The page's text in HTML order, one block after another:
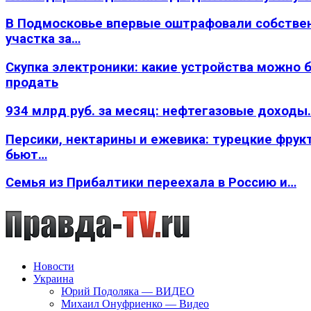
В Подмосковье впервые оштрафовали
участка за…
Скупка электроники: какие устройства можно
продать
934 млрд руб. за месяц: нефтегазовые
Персики, нектарины и ежевика: турецкие
бьют…
Семья из Прибалтики переехала в Россию и…
Новости
Украина
Юрий Подоляка — ВИДЕО
Михаил Онуфриенко — Видео